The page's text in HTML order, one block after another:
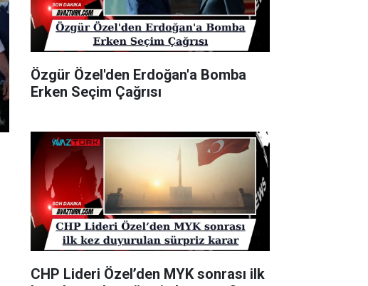
Özgür Özel'den Erdoğan'a Bomba
Erken Seçim Çağrısı
CHP Lideri Özel’den MYK sonrası ilk